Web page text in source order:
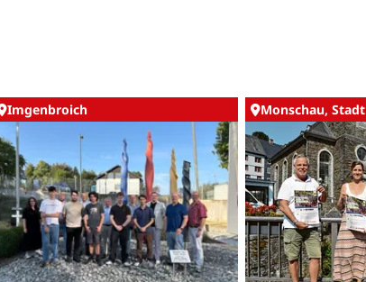
Imgenbroich Monschau, Stadt